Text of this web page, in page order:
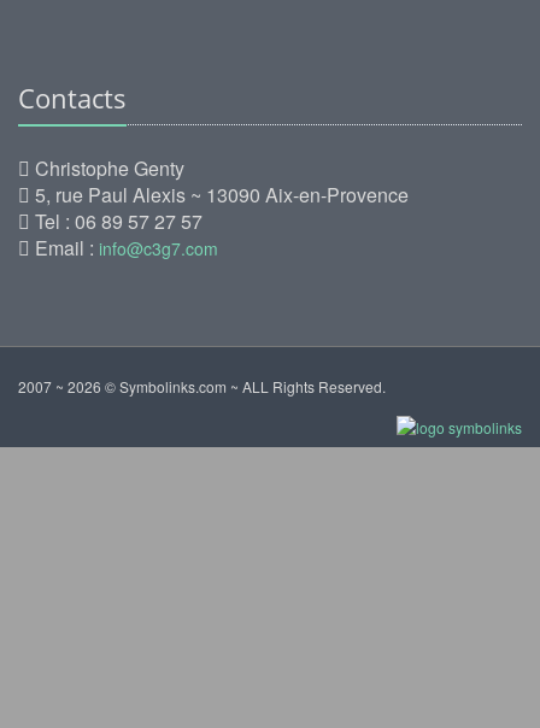
Contacts
Christophe Genty
5, rue Paul Alexis ~ 13090 Aix-en-Provence
Tel : 06 89 57 27 57
Email : info@c3g7.com
2007 ~ 2026 © Symbolinks.com ~ ALL Rights Reserved.